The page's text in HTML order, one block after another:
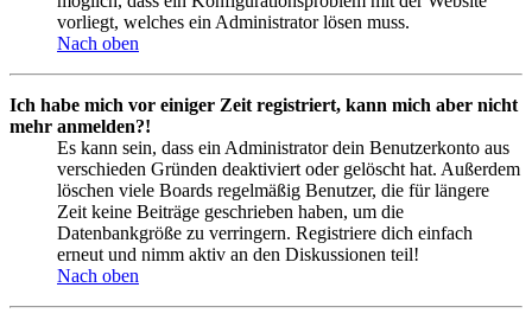
vorliegt, welches ein Administrator lösen muss.
Nach oben
Ich habe mich vor einiger Zeit registriert, kann mich aber nicht
mehr anmelden?!
Es kann sein, dass ein Administrator dein Benutzerkonto aus
verschieden Gründen deaktiviert oder gelöscht hat. Außerdem
löschen viele Boards regelmäßig Benutzer, die für längere
Zeit keine Beiträge geschrieben haben, um die
Datenbankgröße zu verringern. Registriere dich einfach
erneut und nimm aktiv an den Diskussionen teil!
Nach oben